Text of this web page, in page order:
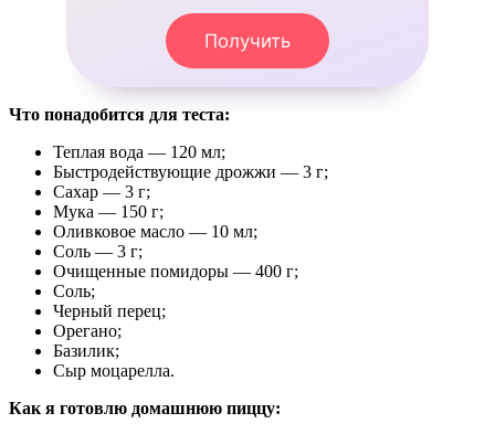
Получить
Что понадобится для теста:
Теплая вода — 120 мл;
Быстродействующие дрожжи — 3 г;
Сахар — 3 г;
Мука — 150 г;
Оливковое масло — 10 мл;
Соль — 3 г;
Очищенные помидоры — 400 г;
Соль;
Черный перец;
Орегано;
Базилик;
Сыр моцарелла.
Как я готовлю домашнюю пиццу: